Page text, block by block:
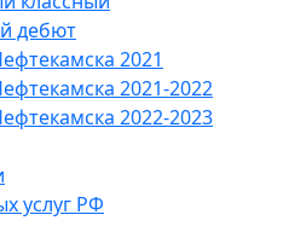
дебют
2021
2021-2022
2022-2023
услуг РФ